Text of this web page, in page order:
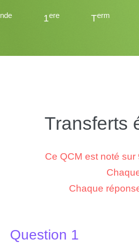
nde 1ere Term
Transferts
Ce QCM est noté
Chaque
Question 1